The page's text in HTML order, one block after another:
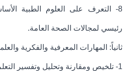
8- التعرف على العلوم الطبية
رئيسي لمجالات الصحة العامة.
ثانياً: المهارات المعرفية والفكرية
1- تلخيص ومقارنة وتحليل وتفسير